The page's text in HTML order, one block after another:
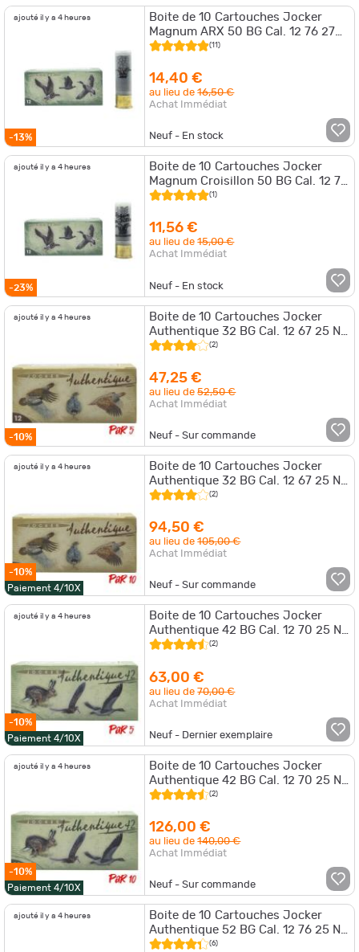
ajouté il y a 4 heures
-13%
Boite de 10 Cartouches Jocker
Magnum ARX 50 BG Cal. 12 76 27
Par 1
(11)
14,40 €
au lieu de16,50 €
Achat Immédiat
Neuf - En stock
ajouté il y a 4 heures
-23%
Boite de 10 Cartouches Jocker
Magnum Croisillon 50 BG Cal. 12 76
27 Par 1
(1)
11,56 €
au lieu de15,00 €
Achat Immédiat
Neuf - En stock
ajouté il y a 4 heures
-10%
Boite de 10 Cartouches Jocker
Authentique 32 BG Cal. 12 67 25 NI
Par 5
(2)
47,25 €
au lieu de52,50 €
Achat Immédiat
Neuf - Sur commande
ajouté il y a 4 heures
-10%
Paiement 4/10X
Boite de 10 Cartouches Jocker
Authentique 32 BG Cal. 12 67 25 NI
Par 10
(2)
94,50 €
au lieu de105,00 €
Achat Immédiat
Neuf - Sur commande
ajouté il y a 4 heures
-10%
Paiement 4/10X
Boite de 10 Cartouches Jocker
Authentique 42 BG Cal. 12 70 25 NI
Par 5
(2)
63,00 €
au lieu de70,00 €
Achat Immédiat
Neuf - Dernier exemplaire
ajouté il y a 4 heures
-10%
Paiement 4/10X
Boite de 10 Cartouches Jocker
Authentique 42 BG Cal. 12 70 25 NI
Par 10
(2)
126,00 €
au lieu de140,00 €
Achat Immédiat
Neuf - Sur commande
ajouté il y a 4 heures
Boite de 10 Cartouches Jocker
Authentique 52 BG Cal. 12 76 25 NI
Par 5
(6)